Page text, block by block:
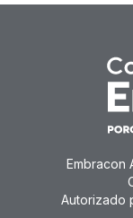
Embracon
Autorizado